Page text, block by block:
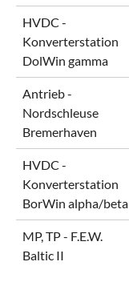
HVDC -
Konverterstation
DolWin gamma
Antrieb -
Nordschleuse
Bremerhaven
HVDC -
Konverterstation
BorWin alpha/beta
MP, TP - F.E.W.
Baltic II